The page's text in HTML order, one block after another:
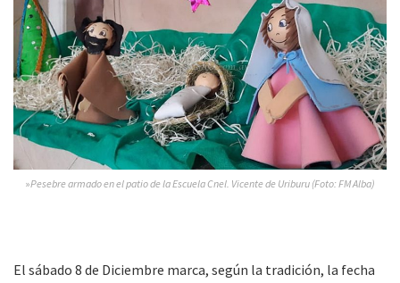
»Pesebre armado en el patio de la Escuela Cnel. Vicente de Uriburu (Foto: FM Alba)
El sábado 8 de Diciembre marca, según la tradición, la fecha